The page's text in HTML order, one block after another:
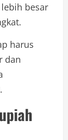
besar
harus
dan